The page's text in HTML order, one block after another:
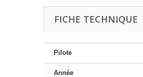
FICHE TECHNIQUE
Pilote
Année